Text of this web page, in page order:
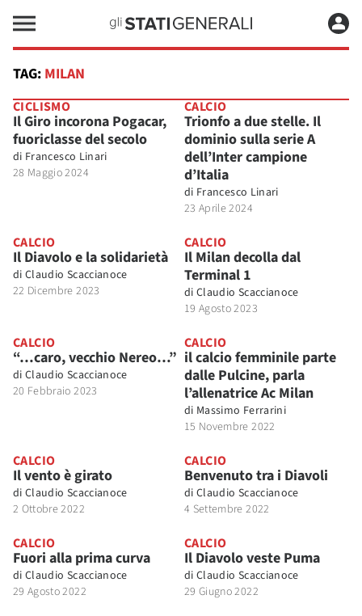
TAG: MILAN
CICLISMO
Il Giro incorona Pogacar,
fuoriclasse del secolo
di Francesco Linari
28 Maggio 2024
CALCIO
Trionfo a due stelle. Il
dominio sulla serie A
dell’Inter campione
d’Italia
di Francesco Linari
23 Aprile 2024
CALCIO
Il Diavolo e la solidarietà
di Claudio Scaccianoce
22 Dicembre 2023
CALCIO
Il Milan decolla dal
Terminal 1
di Claudio Scaccianoce
19 Agosto 2023
CALCIO
“…caro, vecchio Nereo…”
di Claudio Scaccianoce
20 Febbraio 2023
CALCIO
il calcio femminile parte
dalle Pulcine, parla
l’allenatrice Ac Milan
di Massimo Ferrarini
15 Novembre 2022
CALCIO
Il vento è girato
di Claudio Scaccianoce
2 Ottobre 2022
CALCIO
Benvenuto tra i Diavoli
di Claudio Scaccianoce
4 Settembre 2022
CALCIO
Fuori alla prima curva
di Claudio Scaccianoce
29 Agosto 2022
CALCIO
Il Diavolo veste Puma
di Claudio Scaccianoce
29 Giugno 2022